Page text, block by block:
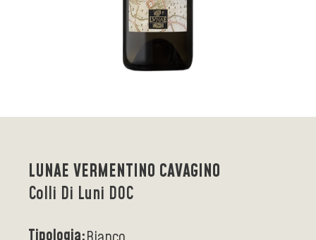
LUNAE VERMENTINO CAVAGINO
Colli Di Luni DOC